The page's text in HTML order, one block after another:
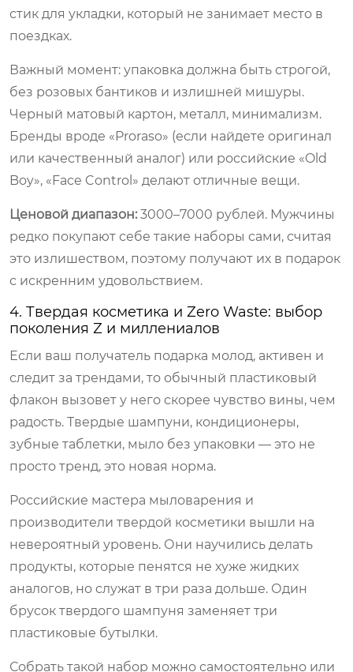
стик для укладки, который не занимает место в
поездках.
Важный момент: упаковка должна быть строгой,
без розовых бантиков и излишней мишуры.
Черный матовый картон, металл, минимализм.
Бренды вроде «Proraso» (если найдете оригинал
или качественный аналог) или российские «Old
Boy», «Face Control» делают отличные вещи.
Ценовой диапазон: 3000–7000 рублей. Мужчины
редко покупают себе такие наборы сами, считая
это излишеством, поэтому получают их в подарок
с искренним удовольствием.
4. Твердая косметика и Zero Waste: выбор
поколения Z и миллениалов
Если ваш получатель подарка молод, активен и
следит за трендами, то обычный пластиковый
флакон вызовет у него скорее чувство вины, чем
радость. Твердые шампуни, кондиционеры,
зубные таблетки, мыло без упаковки — это не
просто тренд, это новая норма.
Российские мастера мыловарения и
производители твердой косметики вышли на
невероятный уровень. Они научились делать
продукты, которые пенятся не хуже жидких
аналогов, но служат в три раза дольше. Один
брусок твердого шампуня заменяет три
пластиковые бутылки.
Собрать такой набор можно самостоятельно или